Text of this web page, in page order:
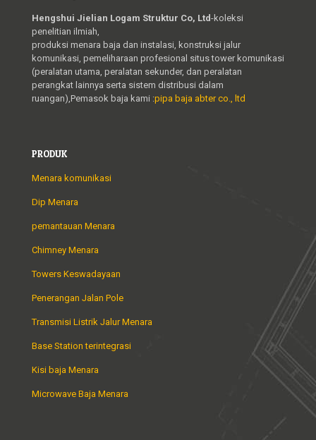
Hengshui Jielian Logam Struktur Co, Ltd-koleksi
penelitian ilmiah,
produksi menara baja dan instalasi, konstruksi jalur
komunikasi, pemeliharaan profesional situs tower komunikasi
(peralatan utama, peralatan sekunder, dan peralatan
perangkat lainnya serta sistem distribusi dalam
ruangan),Pemasok baja kami :pipa baja abter co., ltd
PRODUK
Menara komunikasi
Dip Menara
pemantauan Menara
Chimney Menara
Towers Keswadayaan
Penerangan Jalan Pole
Transmisi Listrik Jalur Menara
Base Station terintegrasi
Kisi baja Menara
Microwave Baja Menara